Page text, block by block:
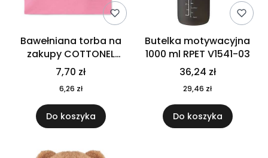
Bawełniana torba na
zakupy COTTONEL
COLOUR++ MO9846-11
7,70 zł
6,26 zł
Do koszyka
Butelka motywacyjna
1000 ml RPET V1541-03
36,24 zł
29,46 zł
Do koszyka